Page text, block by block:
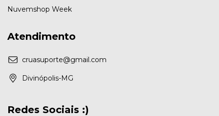
Nuvemshop Week
Atendimento
cruasuporte@gmail.com
Divinópolis-MG
Redes Sociais :)